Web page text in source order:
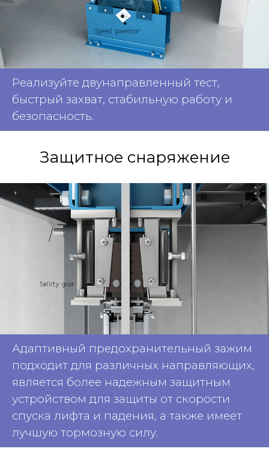
Реализуйте двунаправленный тест,
быстрый захват, стабильную работу и
безопасность.
Защитное снаряжение
Адаптивный предохранительный зажим
подходит для различных направляющих,
является более надежным защитным
устройством для защиты от скорости
спуска лифта и падения, а также имеет
лучшую тормозную силу.